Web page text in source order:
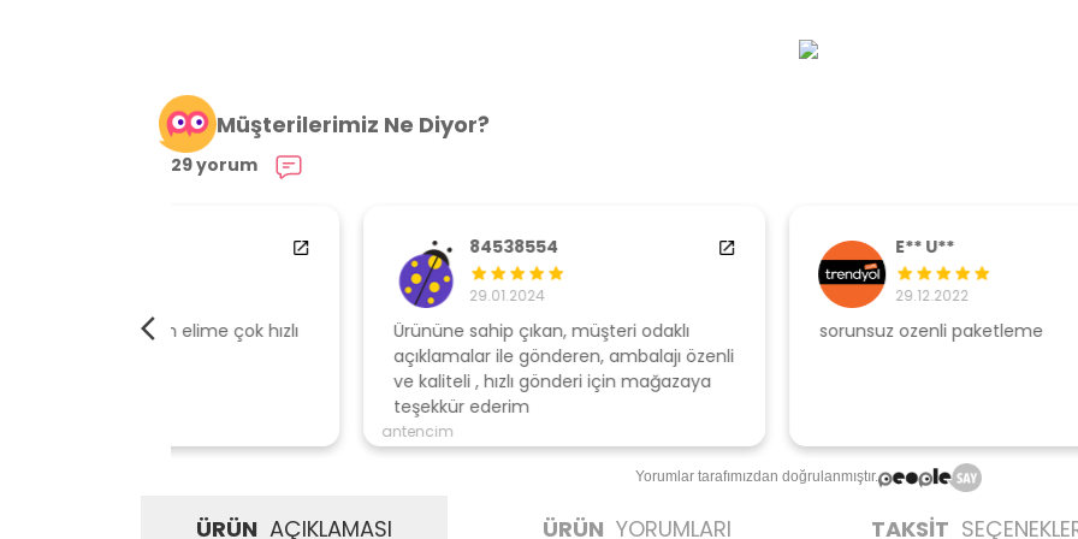
Müşterilerimiz Ne Diyor?
29 yorum
84538554
Ürününe sahip çıkan, müşteri odaklı
açıklamalar ile gönderen, ambalajı özenli
ve kaliteli , hızlı gönderi için mağazaya
E** U**
sorunsuz ozenli paketleme
Yorumlar tarafımızdan doğrulanmıştır.
ÜRÜN AÇIKLAMASI ÜRÜN YORUMLARI TAKSİT